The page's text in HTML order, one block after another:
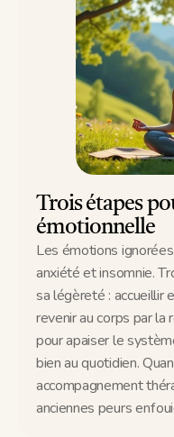
Trois étapes
émotionnelle
Les émotions
anxiété et insomnie.
sa légèreté : accueillir
revenir au corps par
pour apaiser le
bien au quotidien.
accompagnement
anciennes peurs